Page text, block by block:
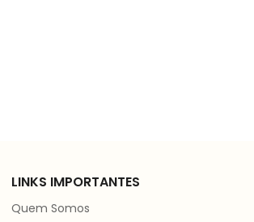
LINKS IMPORTANTES
Quem Somos